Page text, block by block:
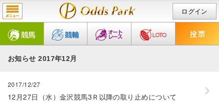
ログイン
お知らせ 2017年12月
2017/12/27
12月27日（水）金沢競馬3Ｒ以降の取り止めについて